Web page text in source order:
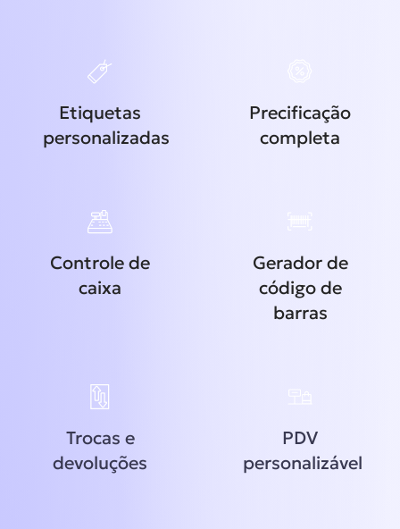
Etiquetas
personalizadas
Precificação
completa
Controle de
caixa
Gerador de
código de
barras
Trocas e
devoluções
PDV
personalizável